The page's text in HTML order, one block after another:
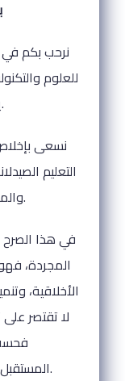
نرحب بكم في
للعلوم
يسير بخطى واثقة نحو مستقبل مشرق.
التعليم
والمبتكرين في العلوم الصيدلانية المختلفة.
في هذا الصرح
المجردة،
الأخلاقية،
لا تقتصر
المستقبل، مرتكزين على أسس تشدد على التعلم.